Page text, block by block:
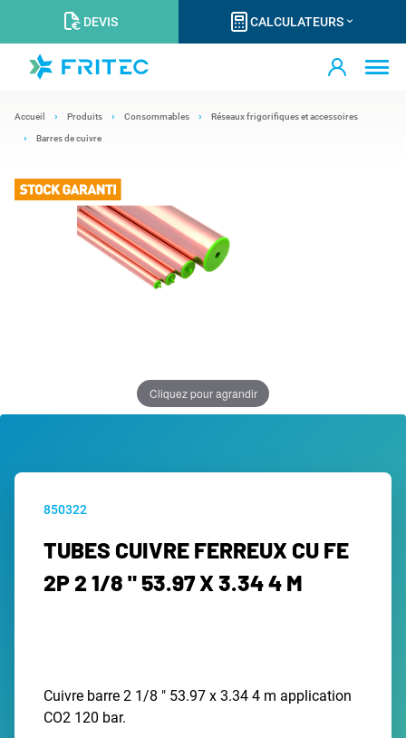
DEVIS CALCULATEURS
Accueil Produits Consommables Réseaux frigorifiques et accessoires
Barres de cuivre
Cliquez pour agrandir
850322
TUBES CUIVRE FERREUX CU FE
2P 2 1/8 " 53.97 X 3.34 4 M
Cuivre barre 2 1/8 " 53.97 x 3.34 4 m application
CO2 120 bar.